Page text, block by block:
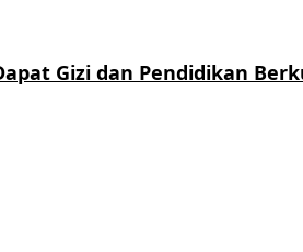
Gizi dan Pendidikan